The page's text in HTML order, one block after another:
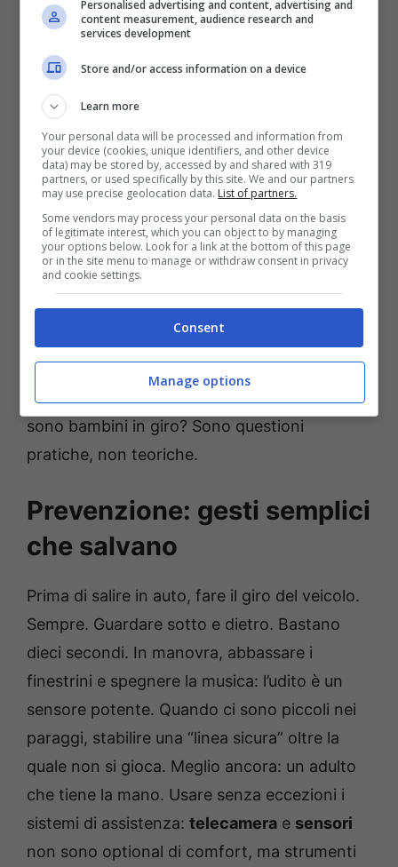
allarme, da solo, sostituisce l’attenzione
umana.
Il fatto e le domande che
restano
In episodi come quello di Platì, la comunità si
stringe. E si interroga. Dove stava giocando
la piccola? C’era luce sufficiente? Gli spazi
erano separati? Al momento non ci sono
risposte definitive su questi punti, e forzarle
sarebbe un torto alla realtà. Restano però
domande utili a tutti: come gestiamo le aree
di sosta vicino a casa? Chi vigila quando ci
sono bambini in giro? Sono questioni
pratiche, non teoriche.
Prevenzione: gesti semplici
che salvano
Prima di salire in auto, fare il giro del veicolo.
Sempre. Guardare sotto e dietro. Bastano
dieci secondi. In manovra, abbassare i
finestrini e spegnere la musica: l’udito è un
sensore potente. Quando ci sono piccoli nei
paraggi, stabilire una “linea sicura” oltre la
quale non si gioca. Meglio ancora: un adulto
che tiene la mano. Usare senza eccezioni i
sistemi di assistenza: telecamera e sensori
non sono optional di comfort, ma strumenti
Personalised advertising and content, advertising and
content measurement, audience research and
services development
Store and/or access information on a device
Learn more
Your personal data will be processed and information from
your device (cookies, unique identifiers, and other device
data) may be stored by, accessed by and shared with 319
partners, or used specifically by this site. We and our partners
may use precise geolocation data. List of partners.
Some vendors may process your personal data on the basis
of legitimate interest, which you can object to by managing
your options below. Look for a link at the bottom of this page
or in the site menu to manage or withdraw consent in privacy
and cookie settings.
Consent
Manage options